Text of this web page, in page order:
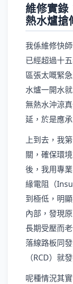
維修實錄
熱水爐搶
我係維修快
已經超過十
區張太嘅緊
水爐一開水
無熱水沖涼
延，於是應
上到去，我
關，確保環
後，我用專
緣電阻（
到極低，明
內部，發現
長期受壓而
落線路板同
（RCD）就
呢種情況其